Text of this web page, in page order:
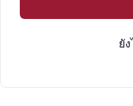
ยั